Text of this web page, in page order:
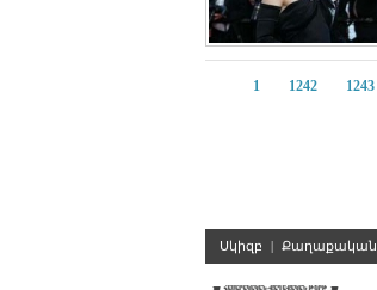
1 1242 1243
Սկիզբ | Քաղաքական